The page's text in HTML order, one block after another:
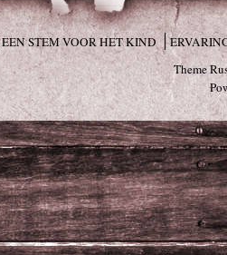
EEN STEM VOOR HET KIND
Theme